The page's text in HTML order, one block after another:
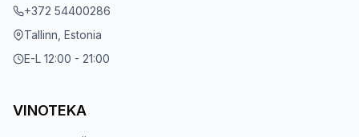
+372 54400286
Tallinn, Estonia
E-L 12:00 - 21:00
VINOTEKA